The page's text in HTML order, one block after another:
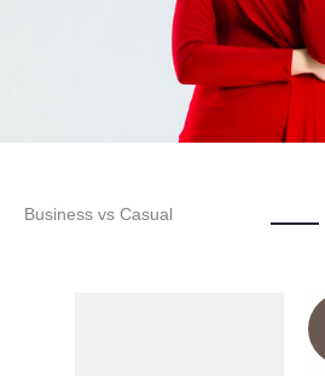
Business vs Casual